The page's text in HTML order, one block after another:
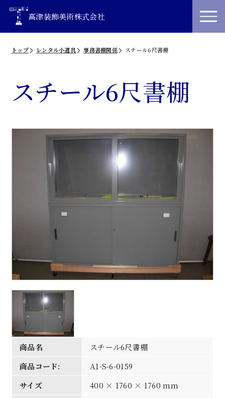
高津装飾美術株式会社
トップ レンタル小道具 事務書棚関係 スチール6尺書棚
スチール6尺書棚
商品名
スチール6尺書棚
商品コード:
A1-S-6-0159
サイズ
400 × 1760 × 1760 mm